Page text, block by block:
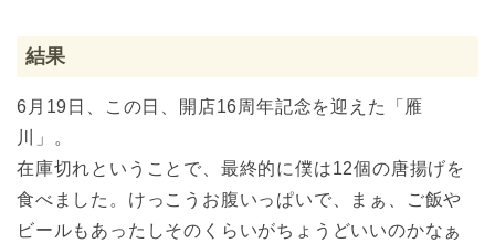
結果
6月19日、この日、開店16周年記念を迎えた「雁
川」。
在庫切れということで、最終的に僕は12個の唐揚げを
食べました。けっこうお腹いっぱいで、まぁ、ご飯や
ビールもあったしそのくらいがちょうどいいのかなぁ